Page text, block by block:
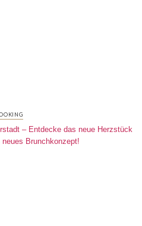
– Entdecke das neue Herzstück
Brunchkonzept!